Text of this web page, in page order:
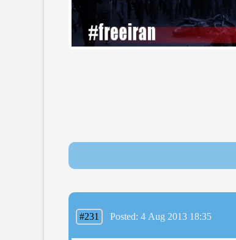
#231 Posted: 4 Aug 2013 18:35